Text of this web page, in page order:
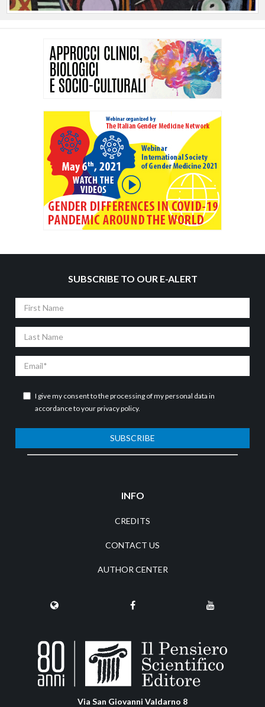
SUBSCRIBE TO OUR E-ALERT
First
Last
Email
I give my consent to the processing of my personal data in
accordance to yourprivacy policy.
SUBSCRIBE
INFO
CREDITS
CONTACT US
AUTHOR CENTER
Via San Giovanni Valdarno 8